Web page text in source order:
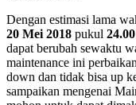
Dengan estimasi lama
20 Mei 2018 pukul
dapat berubah sewaktu
maintenance ini
down dan tidak bisa up
sampaikan mengenai